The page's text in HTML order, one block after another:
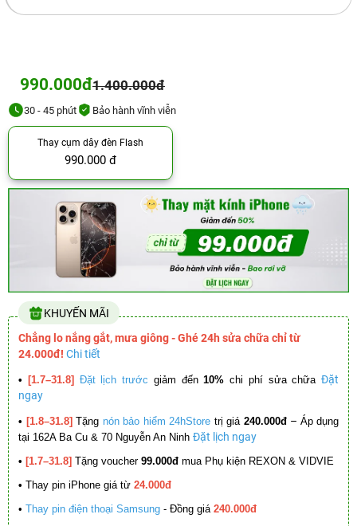
990.000đ1.400.000đ
30 - 45 phút Bảo hành vĩnh viễn
Thay cụm dây đèn Flash
990.000 đ
KHUYẾN MÃI
Chẳng lo nắng gắt, mưa giông - Ghé 24h sửa chữa chỉ từ
24.000đ! Chi tiết
• [1.7–31.8] Đặt lịch trước giảm đến10% chi phí sửa chữa Đặt
ngay
• [1.8–31.8] Tặng nón bảo hiểm 24hStore trị giá 240.000đ – Áp dụng
tại 162A Ba Cu & 70 Nguyễn An Ninh Đặt lịch ngay
• [1.7–31.8] Tặng voucher 99.000đ mua Phụ kiện REXON & VIDVIE
• Thay pin iPhone giá từ 24.000đ
• Thay pin điện thoại Samsung - Đồng giá 240.000đ